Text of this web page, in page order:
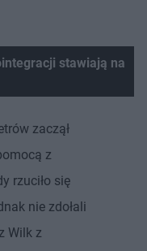
stawiają na
zaczął
z
rzuciło się
nie zdołali
Wilk z